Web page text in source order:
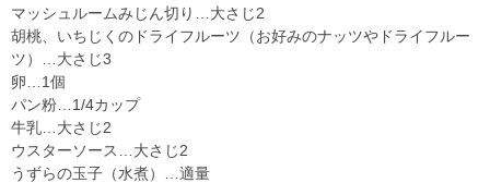
マッシュルームみじん切り…大さじ2
胡桃、いちじくのドライフルーツ（お好みのナッツやドライフルー
ツ）…大さじ3
卵…1個
パン粉…1/4カップ
牛乳…大さじ2
ウスターソース…大さじ2
うずらの玉子（水煮）…適量